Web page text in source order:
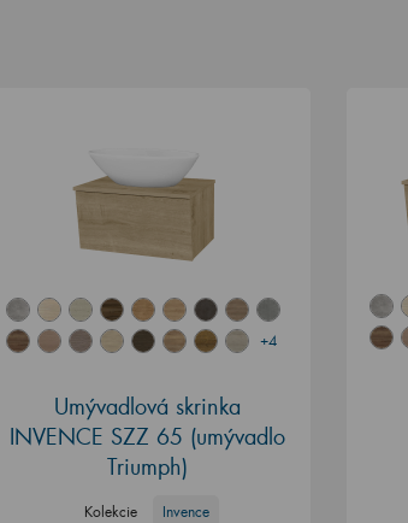
+4
Umývadlová skrinka
INVENCE SZZ 65 (umývadlo
Triumph)
Kolekcie Invence